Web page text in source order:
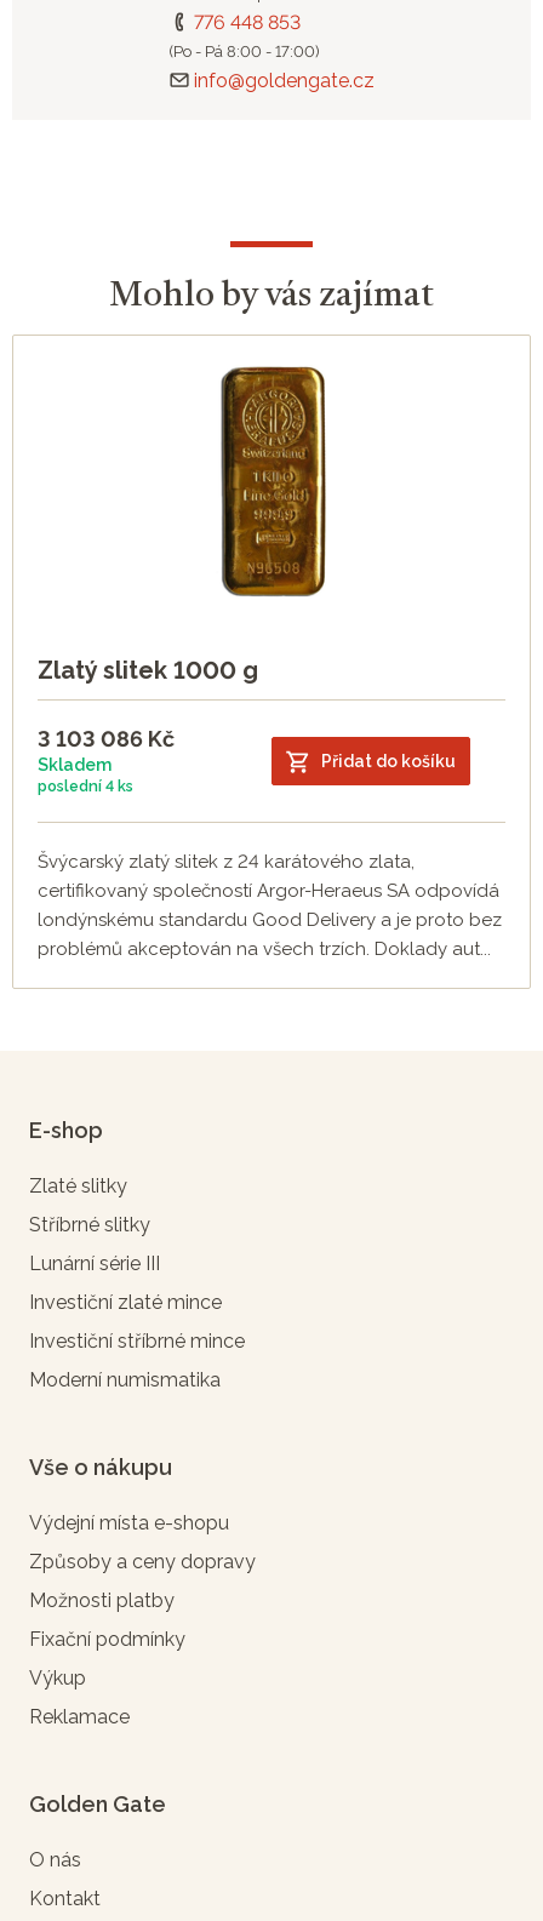
776 448 853
(Po - Pá 8:00 - 17:00)
info@goldengate.cz
Mohlo by vás zajímat
Zlatý slitek 1000 g
3 103 086 Kč
Skladem
poslední 4 ks
Přidat do košíku
Švýcarský zlatý slitek z 24 karátového zlata,
certifikovaný společností Argor-Heraeus SA odpovídá
londýnskému standardu Good Delivery a je proto bez
problémů akceptován na všech trzích. Doklady aut...
E-shop
Zlaté slitky
Stříbrné slitky
Lunární série III
Investiční zlaté mince
Investiční stříbrné mince
Moderní numismatika
Vše o nákupu
Výdejní místa e-shopu
Způsoby a ceny dopravy
Možnosti platby
Fixační podmínky
Výkup
Reklamace
Golden Gate
O nás
Kontakt